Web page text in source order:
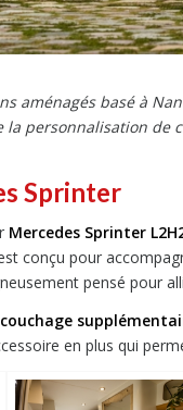
aménagés basé à
la personnalisation de
Sprinter
Mercedes Sprinter
conçu pour
pensé pour
en plus qui